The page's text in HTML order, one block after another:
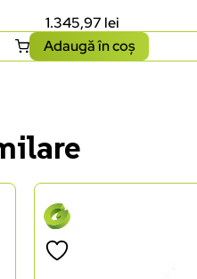
1.345,97 lei
Adaugă în coș